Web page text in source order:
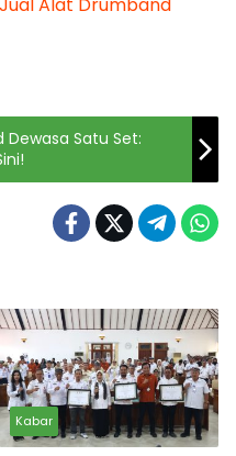
Jual Alat Drumband
Satu Set:
Kabar